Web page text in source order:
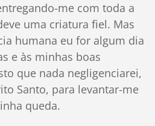
me com toda a
uma criatura fiel. Mas
humana eu for algum dia
e às minhas boas
que nada negligenciarei,
Santo, para levantar-me
queda.